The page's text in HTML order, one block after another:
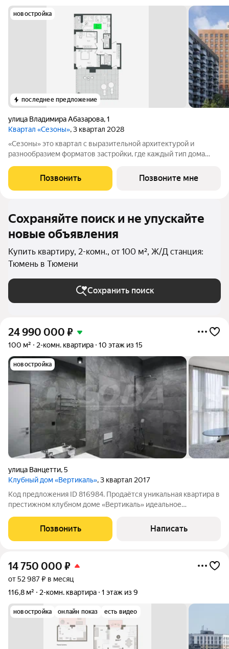
новостройка
последнее предложение
улица Владимира Абазарова,1
Квартал «Сезоны», 3 квартал 2028
«Сезоны» это квартал с выразительной архитектурой и
разнообразием форматов застройки, где каждый тип дома
семейные кварталы с насыщенной дворовой средой; - урбан-
виллы вдоль леса с повышенным
Позвонить Позвоните мне
Сохраняйте поиск и не упускайте
новые объявления
Купить квартиру, 2-комн., от 100 м², Ж/Д станция:
Тюмень в Тюмени
Сохранить поиск
24 990 000 ₽
100 м² 2-комн. квартира 10 этаж из 15
новостройка
улица Ванцетти,5
Клубный дом «Вертикаль», 3 квартал 2017
Код предложения ID 816984. Продаётся уникальная квартира в
престижном клубном доме «Вертикаль» идеальное
качества жизни.Этот дом расположен в самом центре Тюмени
и представляет собой элитный
Позвонить Написать
14 750 000 ₽
от 52 987 ₽ в месяц
116,8 м²
2-комн. квартира 1 этаж из 9
новостройка онлайн показ есть видео